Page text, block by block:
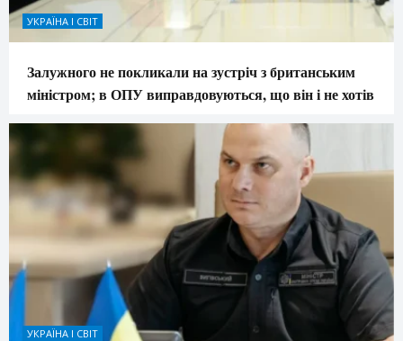
УКРАЇНА І СВІТ
Залужного не покликали на зустріч з британським
міністром; в ОПУ виправдовуються, що він і не хотів
УКРАЇНА І СВІТ